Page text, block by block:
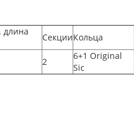
длина
СекцииКольца
2
6+1 Original
Sic